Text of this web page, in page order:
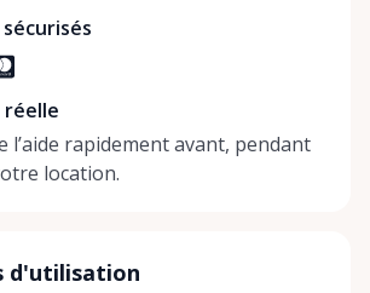
réelle
l’aide rapidement avant, pendant
location.
d'utilisation